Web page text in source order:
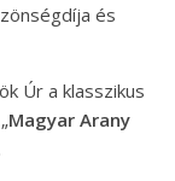
és
Úr a klasszikus
Magyar Arany